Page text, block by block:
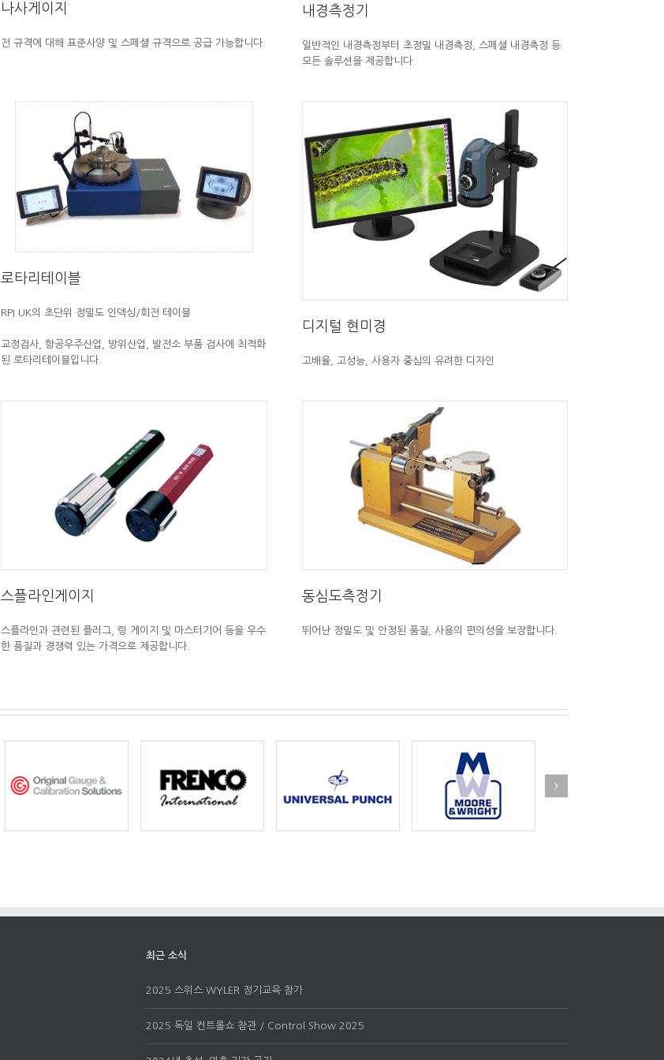
나사게이지
전 규격에 대해 표준사양 및 스페셜 규격으로 공급 가능합니다.
내경측정기
일반적인 내경측정부터 초정밀 내경측정, 스페셜 내경측정 등
모든 솔루션을 제공합니다.
로타리테이블
RPI UK의 초단위 정밀도 인덱싱/회전 테이블
교정검사, 항공우주산업, 방위산업, 발전소 부품 검사에 최적화
된 로타리테이블입니다.
디지털 현미경
고배율, 고성능, 사용자 중심의 유려한 디자인
스플라인게이지
스플라인과 관련된 플러그, 링 게이지 및 마스터기어 등을 우수
한 품질과 경쟁력 있는 가격으로 제공합니다.
동심도측정기
뛰어난 정밀도 및 안정된 품질, 사용의 편의성을 보장합니다.
최근 소식
2025 스위스 WYLER 정기교육 참가
2025 독일 컨트롤쇼 참관 / Control Show 2025